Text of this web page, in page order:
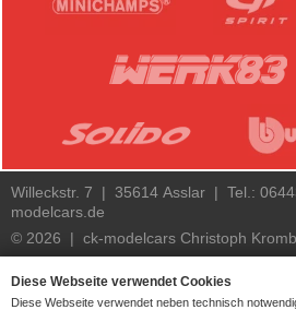
Willeckstr. 7 | 35614 Asslar | Tel.:
modelcars.de
© 2026 | ck-modelcars Christoph
Diese Webseite verwendet Cookies
Diese Webseite verwendet neben technisch